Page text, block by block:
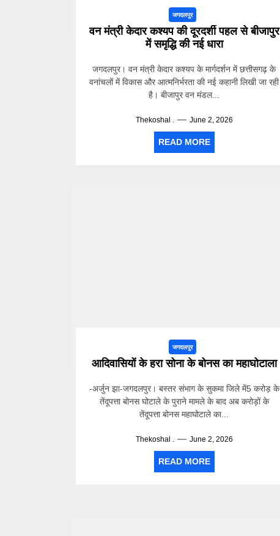
जगदलपुर
वन मंत्री केदार कश्यप की दूरदर्शी पहल से बीजापुर
में समृद्धि की नई धारा
जगदलपुर। वन मंत्री केदार कश्यप के मार्गदर्शन में छत्तीसगढ़ के
वनांचलों में विकास और आत्मनिर्भरता की नई कहानी लिखी जा रही
है। बीजापुर वन मंडल...
Thekoshal . June 2, 2026
READ MORE
जगदलपुर
आदिवासियों के हरा सोना के बोनस का महाघोटाला
-अर्जुन झा-जगदलपुर। बस्तर संभाग के सुकमा जिले में5 करोड़ के
तेंदूपत्ता बोनस घोटाले के पुराने मामले के बाद अब करोड़ों के
तेंदूपत्ता बोनस महाघोटाले का...
Thekoshal . June 2, 2026
READ MORE